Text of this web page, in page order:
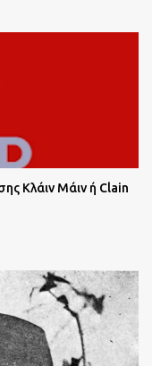
Κλάιν Μάιν ή Clain